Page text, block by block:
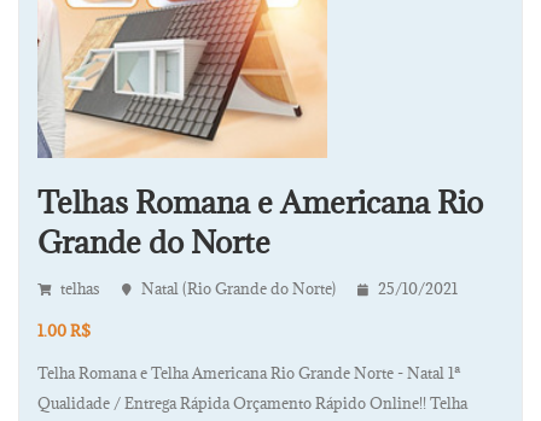
Telhas Romana e Americana Rio
Grande do Norte
telhas Natal (Rio Grande do Norte) 25/10/2021
1.00 R$
Telha Romana e Telha Americana Rio Grande Norte - Natal 1ª
Qualidade / Entrega Rápida Orçamento Rápido Online!! Telha